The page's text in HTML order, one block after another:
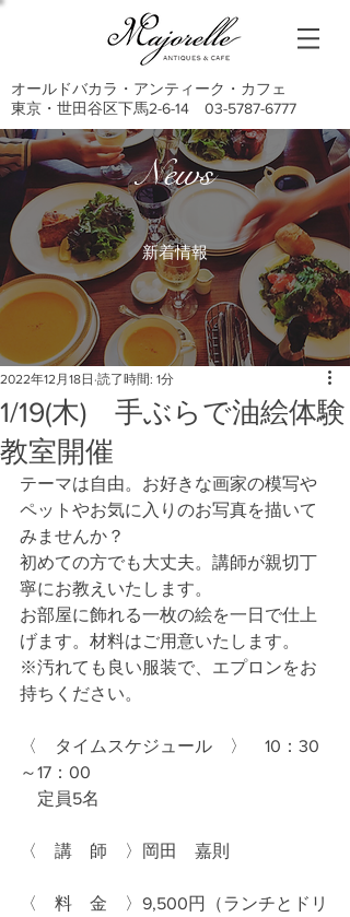
オールドバカラ・アンティーク・カフェ
東京・世田谷区下馬2-6-14 03-5787-6777
News
新着情報
1/19(木) 手ぶらで油絵体験
教室開催
2022年12月18日 読了時間: 1分
テーマは自由。お好きな画家の模写や
ペットやお気に入りのお写真を描いて
みませんか？
初めての方でも大丈夫。講師が親切丁
寧にお教えいたします。
お部屋に飾れる一枚の絵を一日で仕上
げます。材料はご用意いたします。
※汚れても良い服装で、エプロンをお
持ちください。
〈　タイムスケジュール　〉　10：30
～17：00
⁡　定員5名
〈　講　師　〉岡田　嘉則
〈　料　金　〉9,500円（ランチとドリ